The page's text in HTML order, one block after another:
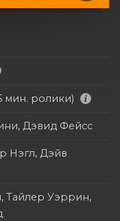
мин. ролики)
Дэвид Фейсс
Нэгл, Дэйв
Тайлер Уэррин,